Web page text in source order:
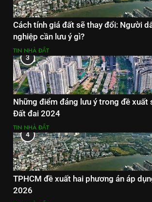
Cách tính giá đất sẽ thay đổi: Người
nghiệp cần lưu ý gì?
TIN NHÀ ĐẤT
3
Những điểm đáng lưu ý trong đề xuất
Đất đai 2024
TIN NHÀ ĐẤT
4
TPHCM đề xuất hai phương án áp
2026